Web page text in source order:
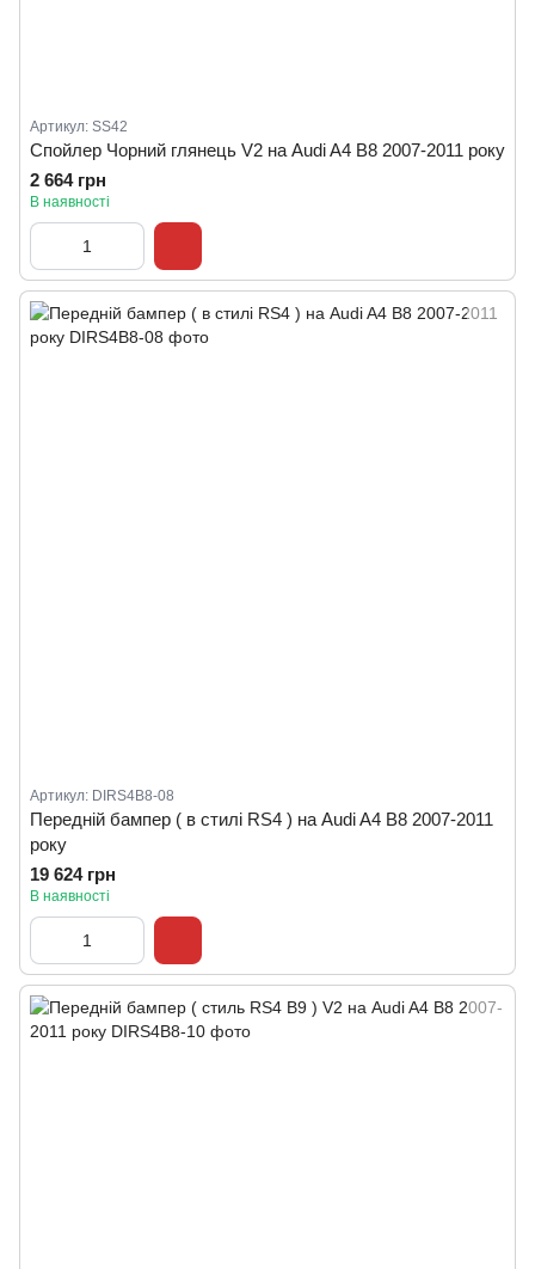
Артикул: SS42
Спойлер Чорний глянець V2 на Audi A4 B8 2007-2011 року
2 664 грн
В наявності
Артикул: DIRS4B8-08
Передній бампер ( в стилі RS4 ) на Audi A4 B8 2007-2011
року
19 624 грн
В наявності